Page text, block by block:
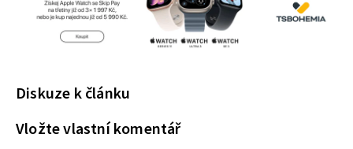
Diskuze k článku
Vložte vlastní komentář